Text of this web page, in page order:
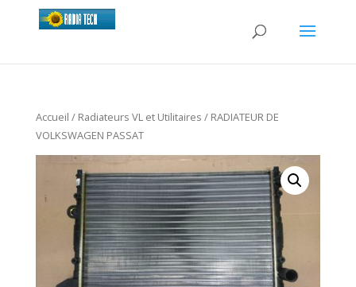
Accueil / Radiateurs VL et Utilitaires / RADIATEUR DE
VOLKSWAGEN PASSAT